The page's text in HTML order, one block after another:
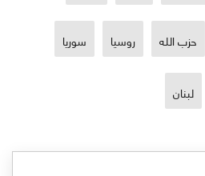
حزب الله روسيا سوريا
لبنان